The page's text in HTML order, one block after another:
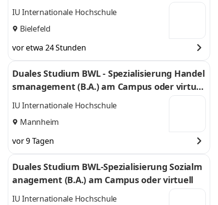
l
IU Internationale Hochschule
Bielefeld
vor etwa 24 Stunden
Duales Studium BWL - Spezialisierung Handel
smanagement (B.A.) am Campus oder virtuel
l
IU Internationale Hochschule
Mannheim
vor 9 Tagen
Duales Studium BWL-Spezialisierung Sozialm
anagement (B.A.) am Campus oder virtuell
IU Internationale Hochschule